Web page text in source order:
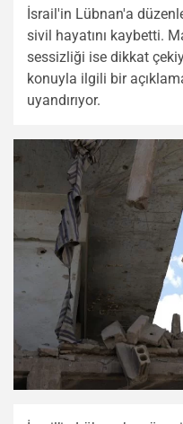
İsrail'in Lübnan'a
sivil hayatını kaybetti.
sessizliği ise dikkat
konuyla ilgili bir
uyandırıyor.